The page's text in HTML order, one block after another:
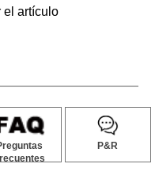
el artículo
P&R